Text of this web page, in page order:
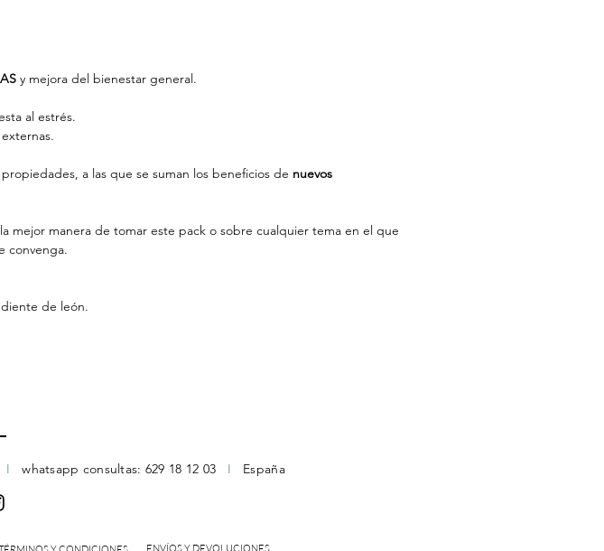
y mejora del bienestar general.
al estrés.
a las que se suman los beneficios de nuevos
mejor manera de tomar este pack o sobre cualquier tema en el que
convenga.
de león.
I whatsapp consultas: 629 18 12 03 I España
ENVÍOS Y DEVOLUCIONES